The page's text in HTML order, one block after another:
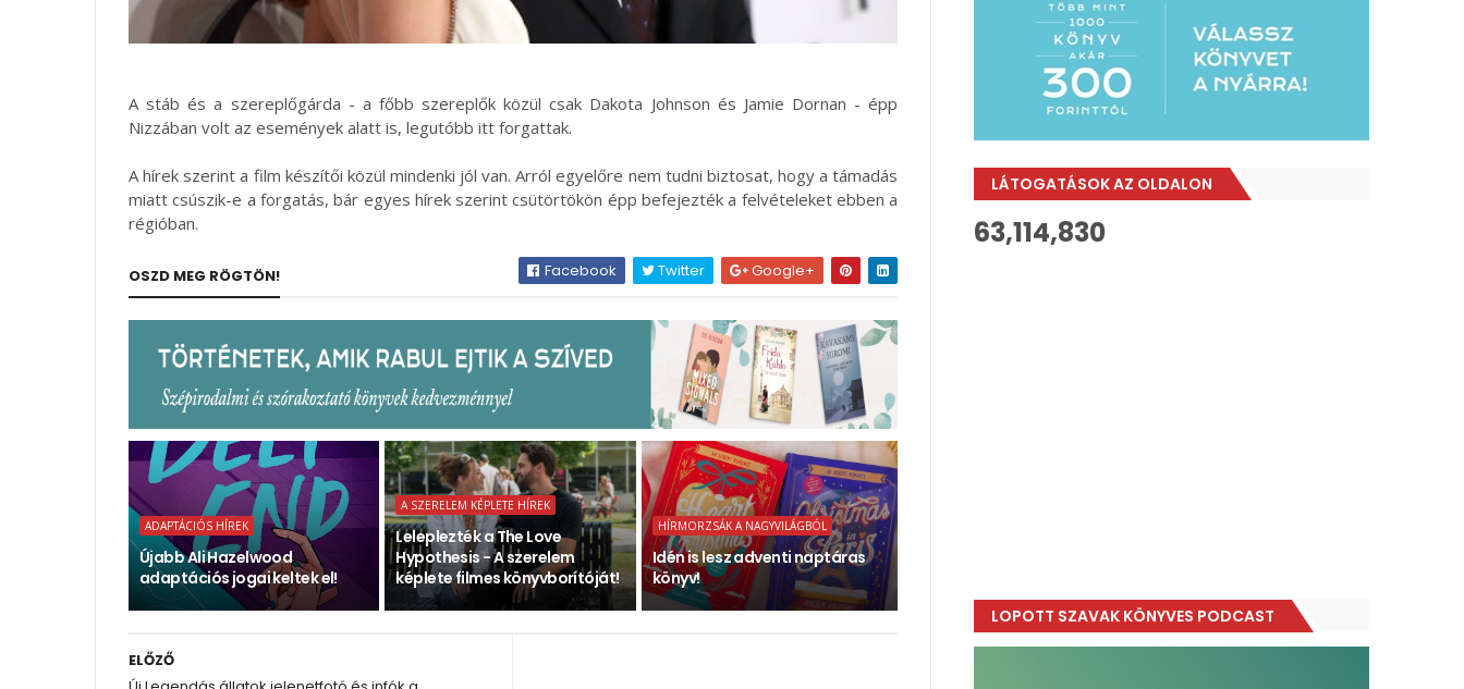
A stáb és a szereplőgárda - a főbb szereplők közül csak Dakota Johnson és Jamie Dornan - épp
Nizzában volt az események alatt is, legutóbb itt forgattak.
A hírek szerint a film készítői közül mindenki jól van. Arról egyelőre nem tudni biztosat, hogy a támadás
miatt csúszik-e a forgatás, bár egyes hírek szerint csütörtökön épp befejezték a felvételeket ebben a
régióban.
OSZD MEG RÖGTÖN! Facebook Twitter Google+
ADAPTÁCIÓS HÍREK
Újabb Ali Hazelwood
adaptációs jogai keltek el!
A SZERELEM KÉPLETE HÍREK
Leleplezték a The Love
Hypothesis - A szerelem
képlete filmes könyvborítóját!
HÍRMORZSÁK A NAGYVILÁGBÓL
Idén is lesz adventi naptáras
könyv!
ELŐZŐ
LÁTOGATÁSOK AZ OLDALON
63,114,830
LOPOTT SZAVAK KÖNYVES PODCAST